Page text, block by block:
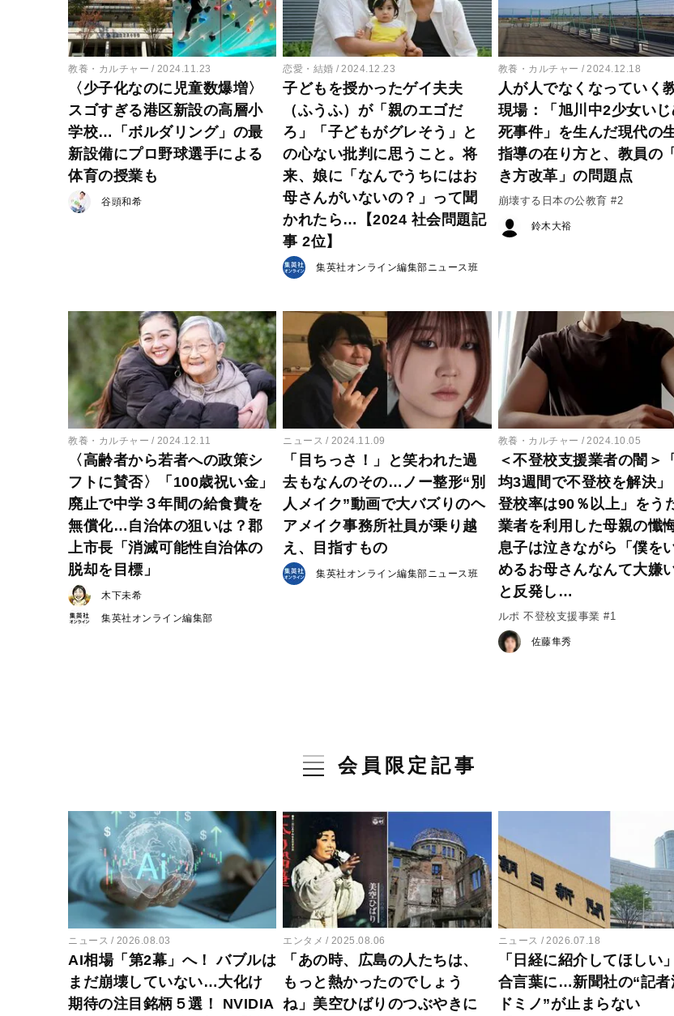
教養・カルチャー 2024.11.23
〈少子化なのに児童数爆増〉
スゴすぎる港区新設の高層小
学校…「ボルダリング」の最
新設備にプロ野球選手による
体育の授業も
谷頭和希
恋愛・結婚 2024.12.23
子どもを授かったゲイ夫夫
（ふうふ）が「親のエゴだ
ろ」「子どもがグレそう」と
の心ない批判に思うこと。将
来、娘に「なんでうちにはお
母さんがいないの？」って聞
かれたら…【2024 社会問題記
事 2位】
集英社オンライン編集部ニュース班
教養・カルチャー 2024.12.18
人が人でなくなっていく
現場：「旭川中2少女い
死事件」を生んだ現代の
指導の在り方と、教員の
き方改革」の問題点
崩壊する日本の公教育 #2
鈴木大裕
教養・カルチャー 2024.12.11
〈高齢者から若者への政策シ
フトに賛否〉「100歳祝い金」
廃止で中学３年間の給食費を
無償化…自治体の狙いは？郡
上市長「消滅可能性自治体の
脱却を目標」
木下未希
集英社オンライン編集部
ニュース 2024.11.09
「目ちっさ！」と笑われた過
去もなんのその…ノー整形“別
人メイク”動画で大バズりのヘ
アメイク事務所社員が乗り越
え、目指すもの
集英社オンライン編集部ニュース班
教養・カルチャー 2024.10.05
＜不登校支援業者の闇＞
均3週間で不登校を解決」
登校率は90％以上」をう
業者を利用した母親の懺悔
息子は泣きながら「僕を
めるお母さんなんて大嫌い
と反発し…
ルポ 不登校支援事業 #1
佐藤隼秀
会員限定記事
ニュース 2026.08.03
AI相場「第2幕」へ！ バブルは
まだ崩壊していない…大化け
期待の注目銘柄５選！ NVIDIA
エンタメ 2025.08.06
「あの時、広島の人たちは、
もっと熱かったのでしょう
ね」美空ひばりのつぶやきに
ニュース 2026.07.18
「日経に紹介してほしい
合言葉に…新聞社の“記者
ドミノ”が止まらない